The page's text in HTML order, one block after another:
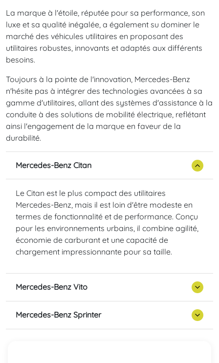
La marque à l'étoile, réputée pour sa performance, son
luxe et sa qualité inégalée, a également su dominer le
marché des véhicules utilitaires en proposant des
utilitaires robustes, innovants et adaptés aux différents
besoins.
Toujours à la pointe de l'innovation, Mercedes-Benz
n'hésite pas à intégrer des technologies avancées à sa
gamme d'utilitaires, allant des systèmes d'assistance à la
conduite à des solutions de mobilité électrique, reflétant
ainsi l'engagement de la marque en faveur de la
durabilité.
Mercedes-Benz Citan
Le Citan est le plus compact des utilitaires
Mercedes-Benz, mais il est loin d'être modeste en
termes de fonctionnalité et de performance. Conçu
pour les environnements urbains, il combine agilité,
économie de carburant et une capacité de
chargement impressionnante pour sa taille.
Mercedes-Benz Vito
Mercedes-Benz Sprinter